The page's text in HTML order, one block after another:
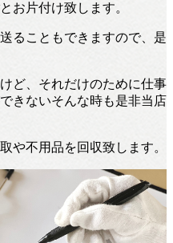
お片付け致します。
ることもできますので、是
ど、それだけのために仕事
きないそんな時も是非当店
や不用品を回収致します。